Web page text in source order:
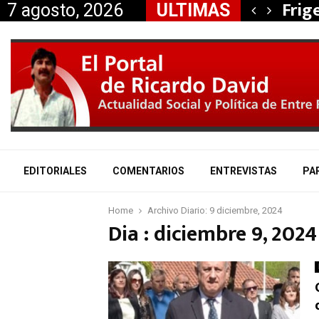
7 agosto, 2026 ULTIMAS
Miranda anunció…
EDITORIALES COMENTARIOS ENTREVISTAS
Home Archivo Diario: 9 diciembre, 2024
Dia : diciembre 9, 2024